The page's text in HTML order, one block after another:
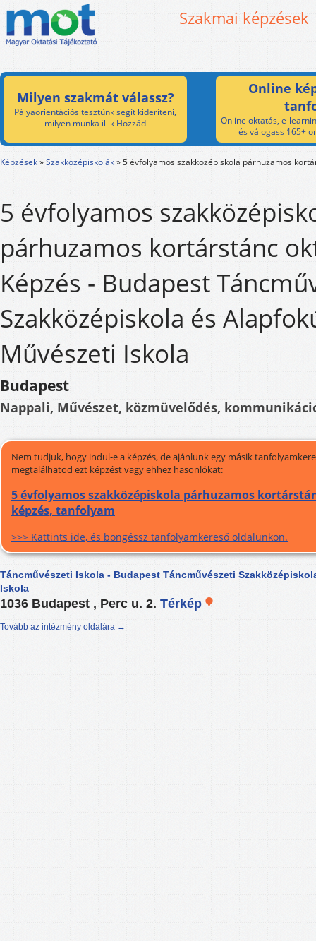
Szakmai képzések
Milyen szakmát válassz?
Pályaorientációs tesztünk segít kideríteni,
milyen munka illik Hozzád
Online
Online oktatás, e-
és válogass 165+
Képzések»Szakközépiskolák»5 évfolyamos szakközépiskola párhuzamos
5 évfolyamos
párhuzamos kortárstánc
Képzés - Budapest
Szakközépiskola és
Művészeti Iskola
Budapest
Nappali, Művészet, közmüvelődés,
Nem tudjuk, hogy indul-e a képzés, de ajánlunk egy másik
megtalálhatod ezt képzést vagy ehhez hasonlókat:
5 évfolyamos szakközépiskola párhuzamos
képzés, tanfolyam
>>> Kattints ide, és böngéssz tanfolyamkereső oldalunkon.
Táncművészeti Iskola - Budapest Táncművészeti
Iskola
1036 Budapest , Perc u. 2. Térkép
Tovább az intézmény oldalára →